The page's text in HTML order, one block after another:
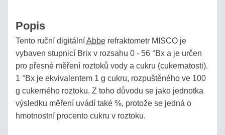
Popis
Tento ruční digitálníAbbe refraktometr MISCO je
vybaven stupnicí Brix v rozsahu 0 - 56 °Bx a je určen
pro přesné měření roztoků vody a cukru (cukernatosti).
1 °Bx je ekvivalentem 1 g cukru, rozpuštěného ve 100
g cukerného roztoku. Z toho důvodu se jako jednotka
výsledku měření uvádí také %, protože se jedná o
hmotnostní procento cukru v roztoku.
MLÉČNÉ
VÝROBKY
REFRAKTOMETRY
DIGITÁLNÍ